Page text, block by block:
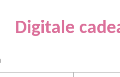
Digitale